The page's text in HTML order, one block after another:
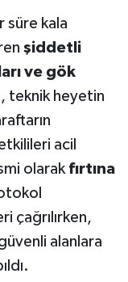
süre kala
şiddetli
ve gök
teknik heyetin
acil
olarak fırtına
çağrılırken,
alanlara